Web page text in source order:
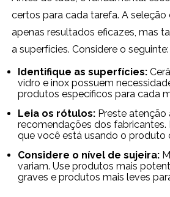
certos para cada tarefa. A
apenas resultados eficazes, mas
a superfícies. Considere o seguinte:
Identifique as superfícies:
vidro e inox possuem
produtos específicos para cada
Leia os rótulos: Preste atenção
recomendações dos fabricantes.
que você está usando o produto
Considere o nível de sujeira:
variam. Use produtos mais
graves e produtos mais leves